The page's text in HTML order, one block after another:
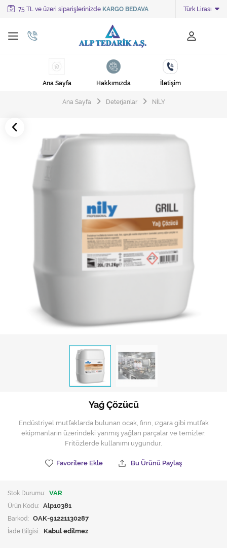
75 TL ve üzeri siparişlerinizde KARGO BEDAVA Türk Lirası
Tüm Kategoriler
Ayakkabı Cila Makineleri
Cila Makineleri
Çöp Torbaları
Deterjanlar
Endüstriyel Zemin Yıkama Makineleri
Halı Kurutma Makineleri
Mekanik Dış Alan Süpürücüler
Otel Ekipmanları
Sıfır Atık Çöp Kutuları
Sıfır Atık Çöp Torbaları
Tek-Çift Kovalı Temizlik Arabası
Toptan Temizlik Malzemeleri
Zemin Yıkama Pedleri
Ana Sayfa Hakkımızda İletişim
Ana Sayfa Deterjanlar NİLY
Yağ Çözücü
Endüstriyel mutfaklarda bulunan ocak, fırın, ızgara gibi mutfak
ekipmanların üzerindeki yanmış yağları parçalar ve temizler.
Fritözlerde kullanımı uygundur.
Favorilere Ekle Bu Ürünü Paylaş
Stok Durumu: VAR
Ürün Kodu: Alp10381
Barkod: OAK-91221130287
İade Bilgisi: